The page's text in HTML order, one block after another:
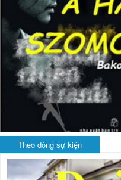
Theo dòng sự kiện